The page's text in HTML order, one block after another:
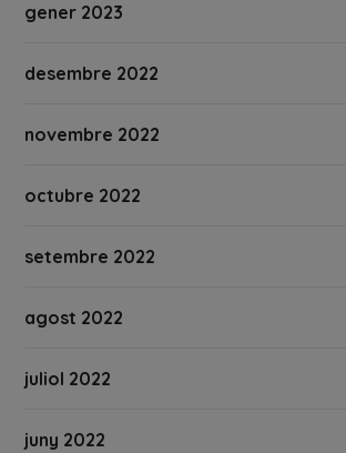
gener 2023
desembre 2022
novembre 2022
octubre 2022
setembre 2022
agost 2022
juliol 2022
juny 2022